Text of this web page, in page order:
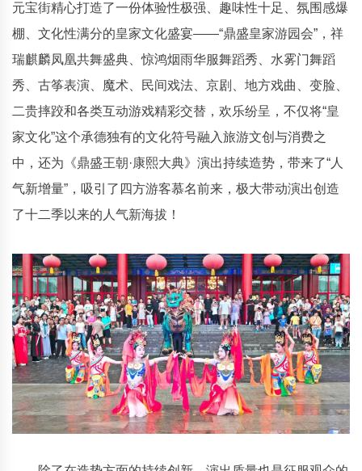
元宝街精心打造了一份体验性极强、趣味性十足、氛围感爆
棚、文化性满分的皇家文化盛宴——“鼎盛皇家游园会”，祥
瑞麒麟凤凰共舞盛典、惊鸿烟雨华服舞蹈秀、水雾门舞蹈
秀、古筝表演、魔术、民间戏法、京剧、地方戏曲、变脸、
二贵摔跤和各类互动游戏精彩交替，欢乐纷呈，不仅将“皇
家文化”这个承德独有的文化符号融入旅游文创与消费之
中，还为《鼎盛王朝·康熙大典》演出持续造势，带来了“人
气新增量”，吸引了四方游客慕名前来，极大带动演出创造
了十二季以来的人气新海拔！